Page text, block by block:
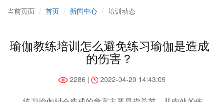
当前页面 首页 新闻中心 培训动态
瑜伽教练培训怎么避免练习瑜伽是造成
的伤害？
2286 | 2022-04-20 14:43:09